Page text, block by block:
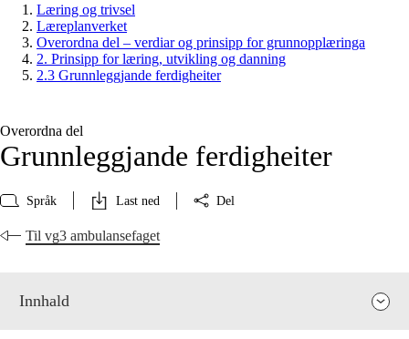
Læring og trivsel
Læreplanverket
Overordna del – verdiar og prinsipp for grunnopplæringa
2. Prinsipp for læring, utvikling og danning
2.3 Grunnleggjande ferdigheiter
Overordna del
Grunnleggjande ferdigheiter
Språk Last ned Del
Til vg3 ambulansefaget
Innhald